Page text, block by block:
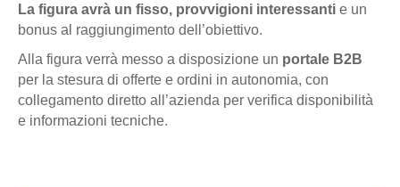
La figura avrà un fisso, provvigioni interessanti e un
bonus al raggiungimento dell’obiettivo.
Alla figura verrà messo a disposizione un portale B2B
per la stesura di offerte e ordini in autonomia, con
collegamento diretto all’azienda per verifica disponibilità
e informazioni tecniche.